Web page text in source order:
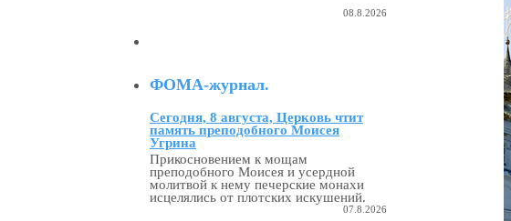
08.8.2026
ФОМА-журнал.
Сегодня, 8 августа, Церковь чтит
память преподобного Моисея
Угрина
Прикосновением к мощам
преподобного Моисея и усердной
молитвой к нему печерские монахи
исцелялись от плотских искушений.
07.8.2026